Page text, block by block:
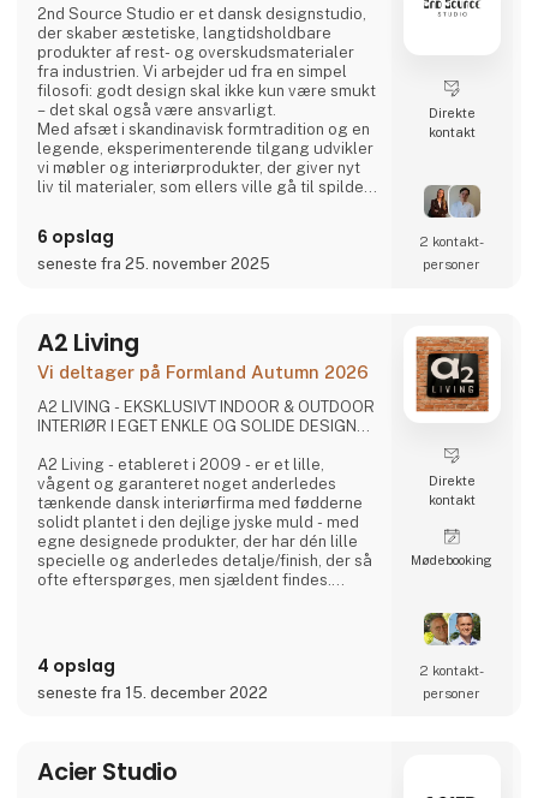
2nd Source Studio er et dansk designstudio,
der skaber æstetiske, langtidsholdbare
produkter af rest- og overskudsmaterialer
fra industrien. Vi arbejder ud fra en simpel
filosofi: godt design skal ikke kun være smukt
– det skal også være ansvarligt.
Med afsæt i skandinavisk formtradition og en
legende, eksperimenterende tilgang udvikler
vi møbler og interiørprodukter, der giver nyt
liv til materialer, som ellers ville gå til spilde.
gennemsigtighed og ærlighed er centrale
værdier.
6 opslag
seneste fra 25. november 2025
Direkte
kontakt
2 kontakt­
personer
A2 Living
Vi deltager på Formland Autumn 2026
A2 LIVING - EKSKLUSIVT INDOOR & OUTDOOR
INTERIØR I EGET ENKLE OG SOLIDE DESIGN...
A2 Living - etableret i 2009 - er et lille,
vågent og garanteret noget anderledes
tænkende dansk interiørfirma med fødderne
solidt plantet i den dejlige jyske muld - med
egne designede produkter, der har dén lille
specielle og anderledes detalje/finish, der så
ofte efterspørges, men sjældent findes.
sætter en ære i at lægge navn til - kort sagt,
dansk design der holder…
4 opslag
seneste fra 15. december 2022
Direkte
kontakt
Møde­booking
2 kontakt­
personer
Acier Studio